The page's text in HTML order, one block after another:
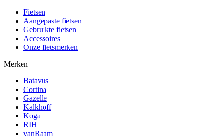
Fietsen
Aangepaste fietsen
Gebruikte fietsen
Accessoires
Onze fietsmerken
Merken
Batavus
Cortina
Gazelle
Kalkhoff
Koga
RIH
vanRaam